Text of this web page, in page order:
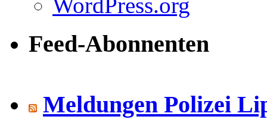
Feed-Abonnenten
Meldungen Polizei